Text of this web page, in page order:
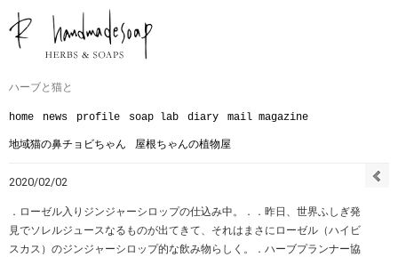
ハーブと猫と
home news profile soap lab diary mail magazine
地域猫の鼻チョビちゃん 屋根ちゃんの植物屋
2020/02/02
．ローゼル入りジンジャーシロップの仕込み中。．．昨日、世界ふしぎ発
見でソレルジュースなるものが出てきて、それはまさにローゼル（ハイビ
スカス）のジンジャーシロップ的な飲み物らしく。．ハーブプランナー協